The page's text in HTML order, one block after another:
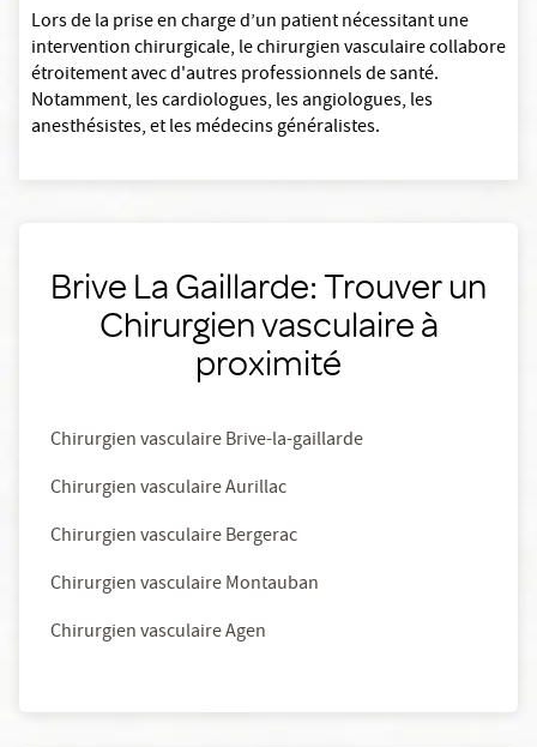
Lors de la prise en charge d’un patient nécessitant une
intervention chirurgicale, le chirurgien vasculaire collabore
étroitement avec d'autres professionnels de santé.
Notamment, les cardiologues, les angiologues, les
anesthésistes, et les médecins généralistes.
Brive La Gaillarde: Trouver un
Chirurgien vasculaire à
proximité
Chirurgien vasculaire Brive-la-gaillarde
Chirurgien vasculaire Aurillac
Chirurgien vasculaire Bergerac
Chirurgien vasculaire Montauban
Chirurgien vasculaire Agen